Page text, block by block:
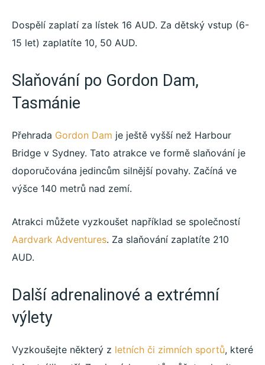
Dospělí zaplatí za lístek 16 AUD. Za dětský vstup (6-
15 let) zaplatíte 10, 50 AUD.
Slaňování po Gordon Dam,
Tasmánie
Přehrada Gordon Dam je ještě vyšší než Harbour
Bridge v Sydney. Tato atrakce ve formě slaňování je
doporučována jedincům silnější povahy. Začíná ve
výšce 140 metrů nad zemí.
Atrakci můžete vyzkoušet například se společností
Aardvark Adventures. Za slaňování zaplatíte 210
AUD.
Další adrenalinové a extrémní
výlety
Vyzkoušejte některý z letních či zimních sportů, které